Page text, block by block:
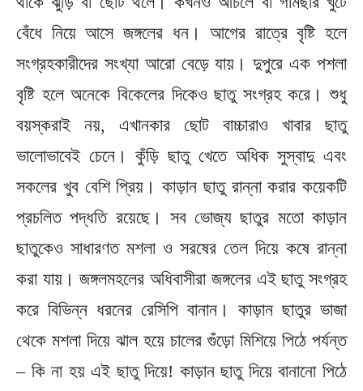
বেঁধে নিয়ে আসে জঙ্গলের ধন। আগের রাত্রে বৃষ্টি হলে
সংগ্রহকারীদের সংখ্যা আরো বেড়ে যায়। দুপুরে এক পশলা
বৃষ্টি হলে অনেকে বিকেলের দিকেও ছাতু সংগ্রহ করে। শুধু
বয়স্করাই নয়, এখানকার ছোট বাচ্চারাও খাবার ছাতু
ভালোভাবেই চেনে। কুঁড়ি ছাতু খেতে অধিক সুস্বাদু এবং
সকলের খুব বেশি প্রিয়। কাড়ান ছাতু রান্না করার কয়েকটি
প্রচলিত পদ্ধতি রয়েছে। সব ভোজ্য ছাতুর মতো কাড়ান
ছাতুকেও সাধারণত মশলা ও সরষের তেল দিয়ে কষে রান্না
করা যায়। জঙ্গলমহলের অধিবাসীরা জঙ্গলের এই ছাতু সংগ্রহ
করে বিভিন্ন ধরনের রেসিপি বানান। কাড়ান ছাতুর ভাজা
থেকে মশলা দিয়ে ঝাল হয়ে চালের গুঁড়ো মিশিয়ে পিঠে পর্যন্ত
– কি না হয় এই ছাতু দিয়ে! কাড়ান ছাতু দিয়ে বানানো পিঠে